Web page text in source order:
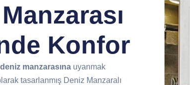
Konfor
deniz manzarasınauyanmak
tasarlanmış Deniz Manzaralı